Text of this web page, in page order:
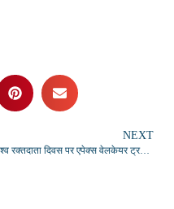
NEXT
विश्व रक्तदाता दिवस पर एपेक्स वेलकेयर ट्रस्ट व रोटरी क्लब बनारस का रक्तदान शिविर सम्पन्न, 36 यूनिट रक्त संग्रहित